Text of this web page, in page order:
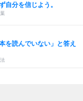
自分を信じよう。
を読んでいない」と答え